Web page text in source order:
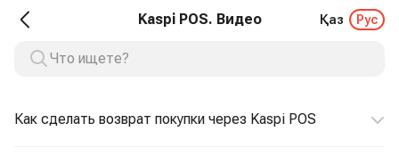
Kaspi POS. Видео Қаз Рус
Как сделать возврат покупки через Kaspi POS